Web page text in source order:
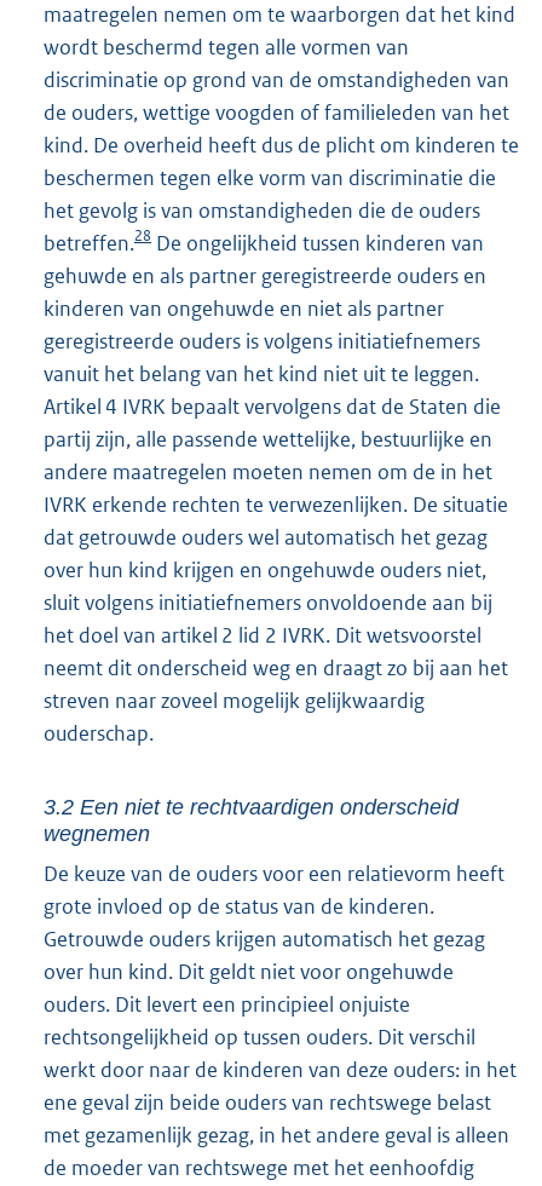
maatregelen nemen om te waarborgen dat het kind
wordt beschermd tegen alle vormen van
discriminatie op grond van de omstandigheden van
de ouders, wettige voogden of familieleden van het
kind. De overheid heeft dus de plicht om kinderen te
beschermen tegen elke vorm van discriminatie die
het gevolg is van omstandigheden die de ouders
betreffen.28 De ongelijkheid tussen kinderen van
gehuwde en als partner geregistreerde ouders en
kinderen van ongehuwde en niet als partner
geregistreerde ouders is volgens initiatiefnemers
vanuit het belang van het kind niet uit te leggen.
Artikel 4 IVRK bepaalt vervolgens dat de Staten die
partij zijn, alle passende wettelijke, bestuurlijke en
andere maatregelen moeten nemen om de in het
IVRK erkende rechten te verwezenlijken. De situatie
dat getrouwde ouders wel automatisch het gezag
over hun kind krijgen en ongehuwde ouders niet,
sluit volgens initiatiefnemers onvoldoende aan bij
het doel van artikel 2 lid 2 IVRK. Dit wetsvoorstel
neemt dit onderscheid weg en draagt zo bij aan het
streven naar zoveel mogelijk gelijkwaardig
ouderschap.
3.2 Een niet te rechtvaardigen onderscheid
wegnemen
De keuze van de ouders voor een relatievorm heeft
grote invloed op de status van de kinderen.
Getrouwde ouders krijgen automatisch het gezag
over hun kind. Dit geldt niet voor ongehuwde
ouders. Dit levert een principieel onjuiste
rechtsongelijkheid op tussen ouders. Dit verschil
werkt door naar de kinderen van deze ouders: in het
ene geval zijn beide ouders van rechtswege belast
met gezamenlijk gezag, in het andere geval is alleen
de moeder van rechtswege met het eenhoofdig